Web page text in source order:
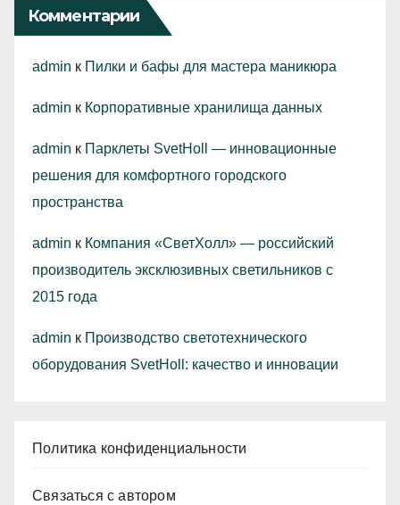
Комментарии
admin к Пилки и бафы для мастера маникюра
admin к Корпоративные хранилища данных
admin к Парклеты SvetHoll — инновационные
решения для комфортного городского
пространства
admin к Компания «СветХолл» — российский
производитель эксклюзивных светильников с
2015 года
admin к Производство светотехнического
оборудования SvetHoll: качество и инновации
Политика конфиденциальности
Связаться с автором